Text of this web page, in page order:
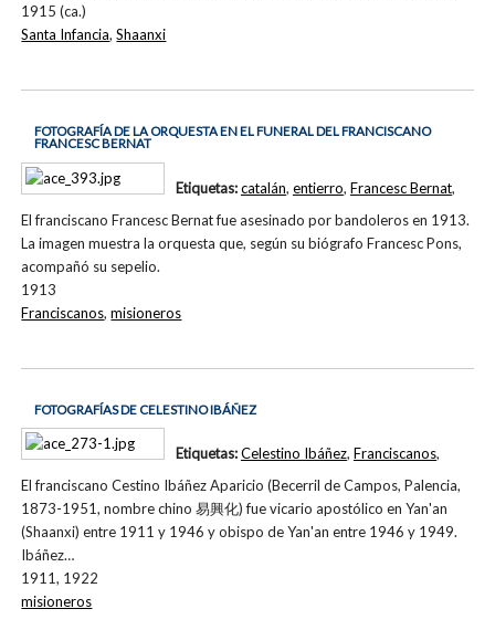
1915 (ca.)
Santa Infancia,Shaanxi
FOTOGRAFÍA DE LA ORQUESTA EN EL FUNERAL DEL FRANCISCANO
FRANCESC BERNAT
El franciscano Francesc Bernat fue asesinado por bandoleros en 1913.
La imagen muestra la orquesta que, según su biógrafo Francesc Pons,
acompañó su sepelio.
1913
Etiquetas:catalán, entierro, Francesc Bernat,
Franciscanos,misioneros
FOTOGRAFÍAS DE CELESTINO IBÁÑEZ
El franciscano Cestino Ibáñez Aparicio (Becerril de Campos, Palencia,
1873-1951, nombre chino 易興化) fue vicario apostólico en Yan'an
(Shaanxi) entre 1911 y 1946 y obispo de Yan'an entre 1946 y 1949.
Ibáñez…
1911, 1922
Etiquetas:Celestino Ibáñez, Franciscanos,
misioneros